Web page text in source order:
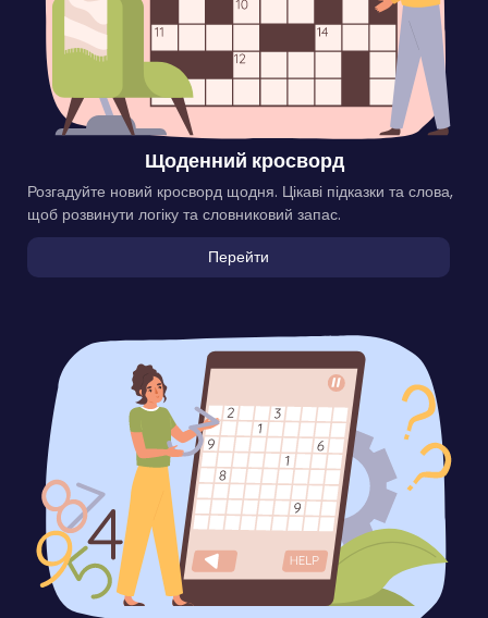
Щоденний кросворд
Розгадуйте новий кросворд щодня. Цікаві підказки та слова,
щоб розвинути логіку та словниковий запас.
Перейти